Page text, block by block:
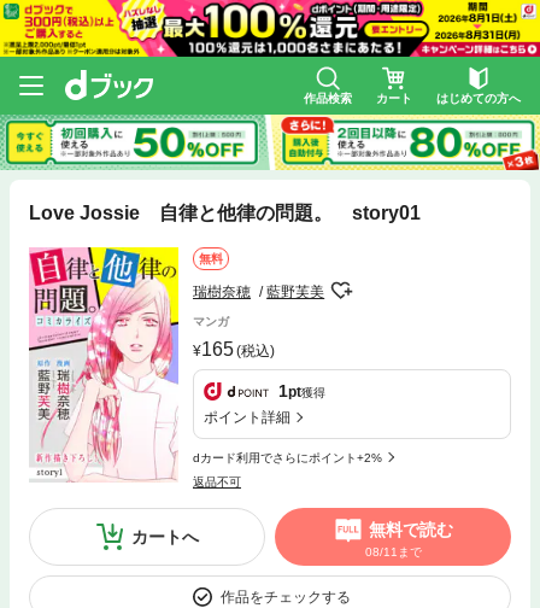
作品検索 カート はじめての方へ
Love Jossie 自律と他律の問題。 story01
無料
瑞樹奈穂 藍野芙美
マンガ
165(税込)
1pt獲得
ポイント詳細
dカード利用でさらにポイント+2%
返品不可
カートへ 無料で読む
08/11まで
作品をチェックする